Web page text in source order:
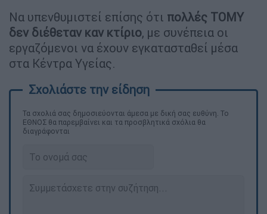
Να υπενθυμιστεί επίσης ότι πολλές ΤΟΜΥ
δεν διέθεταν καν κτίριο, με συνέπεια οι
εργαζόμενοι να έχουν εγκατασταθεί μέσα
στα Κέντρα Υγείας.
Τα σχολιά σας δημοσιεύονται άμεσα με δική σας ευθύνη. Το
ΕΘΝΟΣ θα παρεμβαίνει και τα προσβλητικά σχόλια θα
διαγράφονται